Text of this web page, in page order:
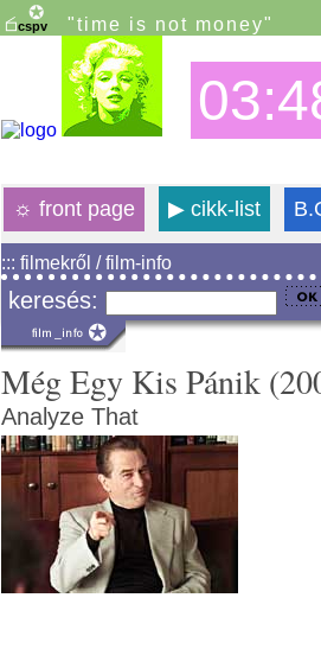
"time is not money"
☼ front page ▶cikk-list
::: filmekről / film-info
keresés:
Még Egy Kis Pánik
Analyze That